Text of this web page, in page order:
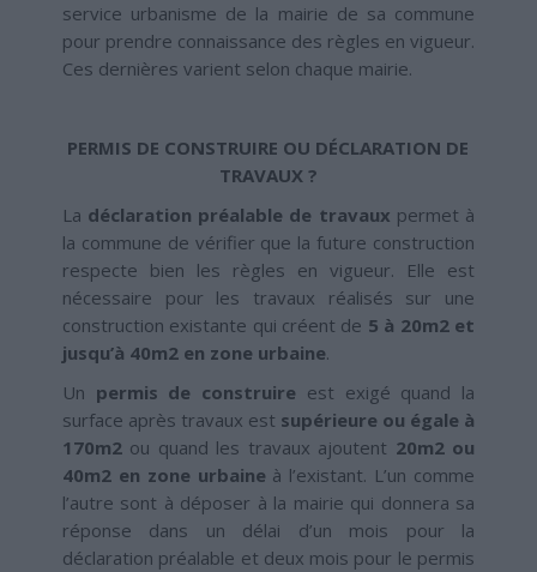
service urbanisme de la mairie de sa commune
pour prendre connaissance des règles en vigueur.
Ces dernières varient selon chaque mairie.
PERMIS DE CONSTRUIRE OU DÉCLARATION DE
TRAVAUX ?
La déclaration préalable de travaux permet à
la commune de vérifier que la future construction
respecte bien les règles en vigueur. Elle est
nécessaire pour les travaux réalisés sur une
construction existante qui créent de 5 à 20m2 et
jusqu’à 40m2 en zone urbaine.
Un permis de construire est exigé quand la
surface après travaux est supérieure ou égale à
170m2ou quand les travaux ajoutent 20m2 ou
40m2 en zone urbaine à l’existant. L’un comme
l’autre sont à déposer à la mairie qui donnera sa
réponse dans un délai d’un mois pour la
déclaration préalable et deux mois pour le permis